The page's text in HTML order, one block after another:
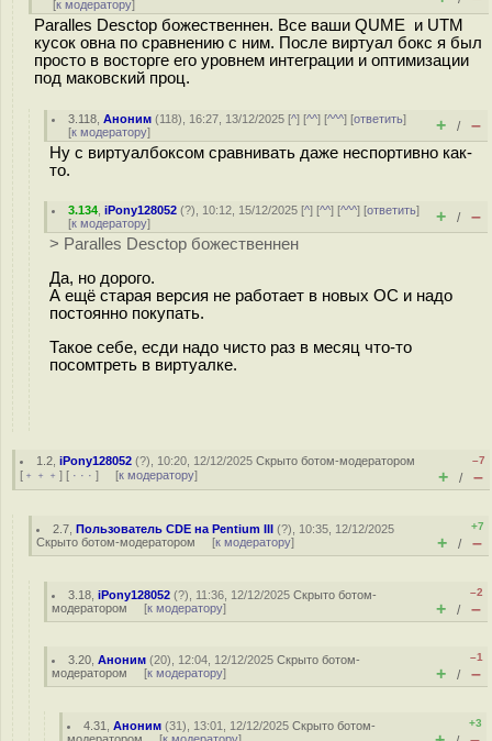
[к модератору]
Paralles Desctop божественнен. Все ваши QUME и UTM
кусок овна по сравнению с ним. После виртуал бокс я был
просто в восторге его уровнем интеграции и оптимизации
под маковский проц.
3.118 ,Аноним (118), 16:27, 13/12/2025 [^] [^^] [^^^] [ответить]
[к модератору] + / –
Ну с виртуалбоксом сравнивать даже неспортивно как-
то.
3.134 ,iPony128052 (?), 10:12, 15/12/2025 [^] [^^] [^^^] [ответить]
[к модератору] + / –
> Paralles Desctop божественнен
Да, но дорого.
А ещё старая версия не работает в новых ОС и надо
постоянно покупать.
Такое себе, есди надо чисто раз в месяц что-то
посомтреть в виртуалке.
1.2 ,iPony128052 (?), 10:20, 12/12/2025Скрыто ботом-модератором
[ ﹢﹢﹢ ] [ · · · ] [к модератору]
–7
+ / –
2.7 ,Пользователь CDE на Pentium III (?), 10:35, 12/12/2025
Скрыто ботом-модератором [к модератору]
+7
+ / –
3.18 ,iPony128052 (?), 11:36, 12/12/2025Скрыто ботом-
модератором [к модератору]
–2
+ / –
3.20 ,Аноним (20), 12:04, 12/12/2025Скрыто ботом-
модератором [к модератору]
–1
+ / –
4.31 ,Аноним (31), 13:01, 12/12/2025Скрыто ботом-
+3